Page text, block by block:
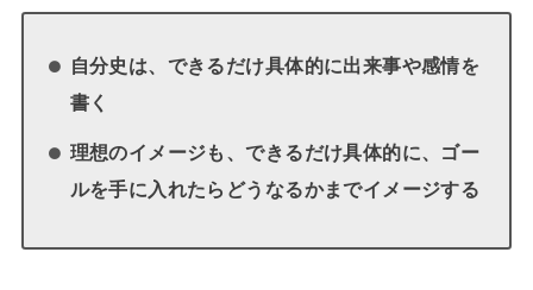
自分史は、できるだけ具体的に出来事や感情を
書く
理想のイメージも、できるだけ具体的に、ゴー
ルを手に入れたらどうなるかまでイメージする